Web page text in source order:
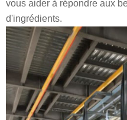
vous aider à répondre aux
d'ingrédients.